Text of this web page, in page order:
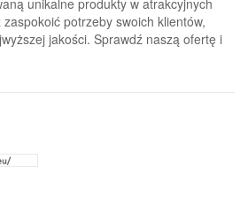
unikalne produkty w atrakcyjnych
potrzeby swoich klientów,
jakości. Sprawdź naszą ofertę i